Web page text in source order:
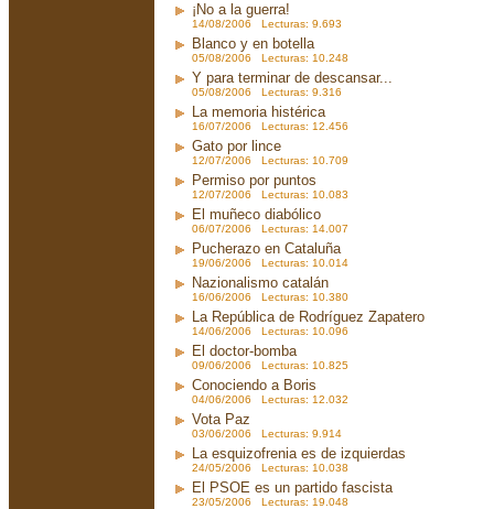
¡No a la guerra!
14/08/2006 Lecturas: 9.693
Blanco y en botella
05/08/2006 Lecturas: 10.248
Y para terminar de descansar...
05/08/2006 Lecturas: 9.316
La memoria histérica
16/07/2006 Lecturas: 12.456
Gato por lince
12/07/2006 Lecturas: 10.709
Permiso por puntos
12/07/2006 Lecturas: 10.083
El muñeco diabólico
06/07/2006 Lecturas: 14.007
Pucherazo en Cataluña
19/06/2006 Lecturas: 10.014
Nazionalismo catalán
16/06/2006 Lecturas: 10.380
La República de Rodríguez Zapatero
14/06/2006 Lecturas: 10.096
El doctor-bomba
09/06/2006 Lecturas: 10.825
Conociendo a Boris
04/06/2006 Lecturas: 12.032
Vota Paz
03/06/2006 Lecturas: 9.914
La esquizofrenia es de izquierdas
24/05/2006 Lecturas: 10.038
El PSOE es un partido fascista
23/05/2006 Lecturas: 19.048